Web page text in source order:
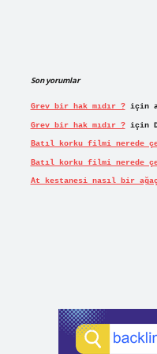
Son yorumlar
Grev bir hak mıdır ?için
Grev bir hak mıdır ?için
Batıl korku filmi nerede
Batıl korku filmi nerede
At kestanesi nasıl bir